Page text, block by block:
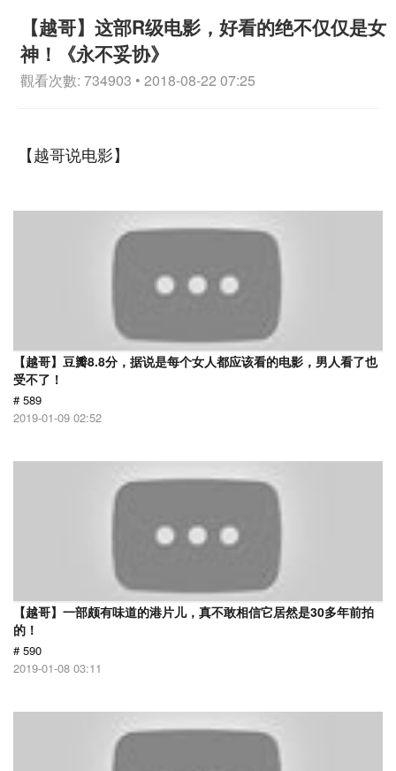
【越哥】这部R级电影，好看的绝不仅仅是女
神！《永不妥协》
觀看次數: 734903 • 2018-08-22 07:25
【越哥说电影】
【越哥】豆瓣8.8分，据说是每个女人都应该看的电影，男人看了也
受不了！
# 589
2019-01-09 02:52
【越哥】一部颇有味道的港片儿，真不敢相信它居然是30多年前拍
的！
# 590
2019-01-08 03:11